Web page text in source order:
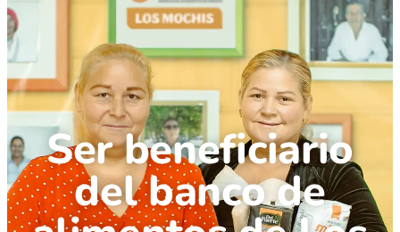
Ser beneficiario
del banco de